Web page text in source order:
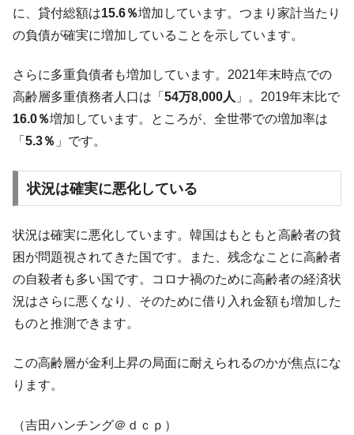
『Money1』
韓国政府「2035年までに18.4GW規模のAIデ
ータセンター整備」⇒ だから無理だってば。
ほぼ終わった」
『Money1』
韓国『国民年金公団』株価暴落で200兆蒸
発。
『Money1』
『Money1』
韓国「橋が落ちました」⇒ 耐久性「なさす
ぎ」では。
『Money1』
韓国鉄鋼最大手『POSCO』ズブズブ沈む。
営業利益80.2％も減少
Fact1
日本の誇る海洋資源調査船『白嶺』は先進技術の
塊！
Fact1
夏の甲子園、優勝校を最も多く輩出している都道
Fact1 今話題の「楽天ライオンズ」とは？
Fact1
Fact1
全て勝つといくら？ 競馬GI競走で勝利騎手がもら
に、貸付総額は15.6％増加しています。つまり家計当たり
の負債が確実に増加していることを示しています。
さらに多重負債者も増加しています。2021年末時点での
高齢層多重債務者人口は「 54万8,000人 」。2019年末比で
16.0％増加しています。ところが、全世帯での増加率は
「 5.3％ 」です。
状況は確実に悪化している
状況は確実に悪化しています。韓国はもともと高齢者の貧
困が問題視されてきた国です。また、残念なことに高齢者
の自殺者も多い国です。コロナ禍のために高齢者の経済状
況はさらに悪くなり、そのために借り入れ金額も増加した
ものと推測できます。
この高齢層が金利上昇の局面に耐えられるのかが焦点にな
ります。
（吉田ハンチング＠ｄｃｐ）